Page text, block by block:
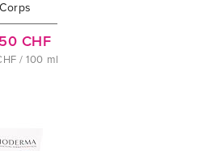
Corps
CHF
/ 100 ml